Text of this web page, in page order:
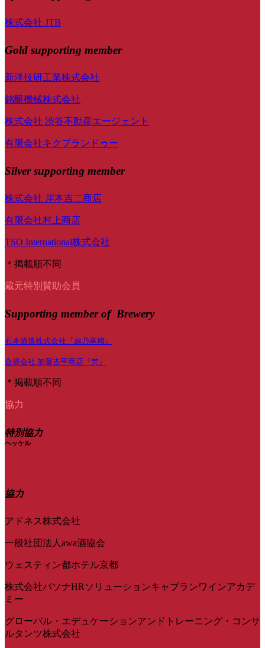
株式会社 JTB
Gold supporting member
新洋技研工業株式会社
銘醸機械株式会社
株式会社 渋谷不動産エージェント
有限会社キクプランドゥー
Silver supporting member
株式会社 岸本吉二商店
有限会社村上商店
TSO International株式会社
＊掲載順不同
蔵元特別賛助会員
Supporting member of Brewery
石本酒造株式会社『越乃寒梅』
合資会社 加藤吉平商店『梵』
＊掲載順不同
協力
特別協力
ヘッケル
協力
アドネス株式会社
一般社団法人awa酒協会
ウェスティン都ホテル京都
株式会社パソナHRソリューションキャプランワインアカデ
ミー
グローバル・エデュケーションアンドトレーニング・コンサ
ルタンツ株式会社